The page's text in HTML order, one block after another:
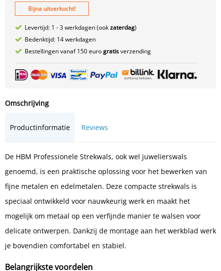
Bijna uitverkocht!
Levertijd: 1 - 3 werkdagen (ookzaterdag)
Bedenktijd: 14 werkdagen
Bestellingen vanaf 150 eurogratisverzending
Omschrijving
Productinformatie Reviews
De HBM Professionele Strekwals, ook wel juwelierswals
genoemd, is een praktische oplossing voor het bewerken van
fijne metalen en edelmetalen. Deze compacte strekwals is
speciaal ontwikkeld voor nauwkeurig werk en maakt het
mogelijk om metaal op een verfijnde manier te walsen voor
delicate ontwerpen. Dankzij de montage aan het werkblad werk
je bovendien comfortabel en stabiel.
Belangrijkste voordelen